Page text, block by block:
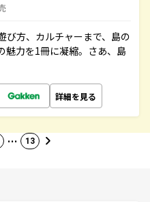
方、カルチャーまで、島の
魅力を1冊に凝縮。さあ、島
詳細を見る
… 13